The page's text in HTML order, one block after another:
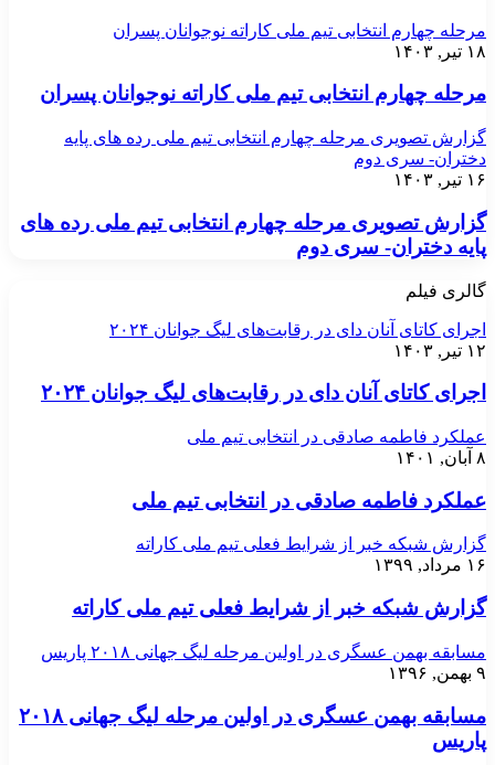
مرحله چهارم انتخابی تیم ملی کاراته نوجوانان پسران
۱۸ تیر, ۱۴۰۳
مرحله چهارم انتخابی تیم ملی کاراته نوجوانان پسران
گزارش تصویری مرحله چهارم انتخابی تیم ملی رده های پایه
دختران- سری دوم
۱۶ تیر, ۱۴۰۳
گزارش تصویری مرحله چهارم انتخابی تیم ملی رده های
پایه دختران- سری دوم
گالری فیلم
اجرای کاتای آنان دای در رقابت‌های لیگ جوانان ۲۰۲۴
۱۲ تیر, ۱۴۰۳
اجرای کاتای آنان دای در رقابت‌های لیگ جوانان ۲۰۲۴
عملکرد فاطمه صادقی در انتخابی تیم ملی
۸ آبان, ۱۴۰۱
عملکرد فاطمه صادقی در انتخابی تیم ملی
گزارش شبکه خبر از شرایط فعلی تیم ملی کاراته
۱۶ مرداد, ۱۳۹۹
گزارش شبکه خبر از شرایط فعلی تیم ملی کاراته
مسابقه بهمن عسگری در اولین مرحله لیگ جهانی ۲۰۱۸ پاریس
۹ بهمن, ۱۳۹۶
مسابقه بهمن عسگری در اولین مرحله لیگ جهانی ۲۰۱۸
پاریس